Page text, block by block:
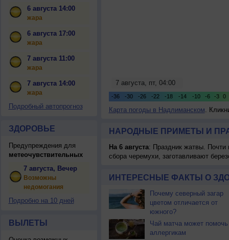
6 августа 14:00
жара
6 августа 17:00
жара
7 августа 11:00
жара
7 августа 14:00
жара
Подробный автопрогноз
ЗДОРОВЬЕ
Предупреждения для
метеочувствительных
7 августа, Вечер
Возможны
недомогания
Подробно на 10 дней
ВЫЛЕТЫ
Карта погоды в Надлиманском.
НАРОДНЫЕ ПРИМЕТЫ И
На 6 августа: Праздник жатвы. Почти
сбора черемухи, заготавливают
ИНТЕРЕСНЫЕ ФАКТЫ О
Почему северный загар
цветом отличается от
южного?
Чай матча может помочь
аллергикам